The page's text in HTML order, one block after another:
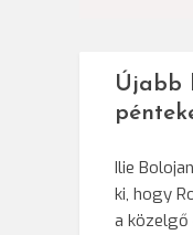
Újabb
Ilie
ki, hogy
a közelgő